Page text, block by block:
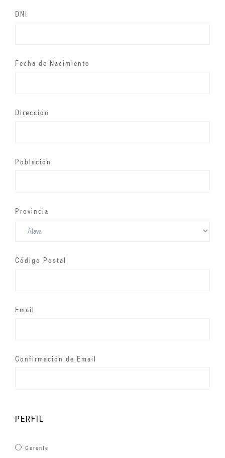
DNI
Fecha de Nacimiento
Dirección
Población
Provincia
Código Postal
Email
Confirmación de Email
PERFIL
Gerente